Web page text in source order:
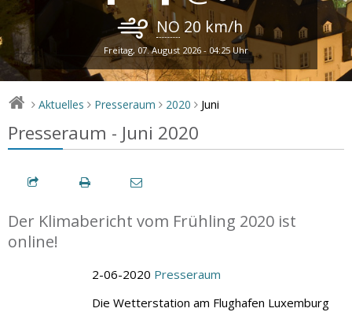
NO 20 km/h
Freitag, 07. August 2026 - 04:25 Uhr
> Aktuelles > Presseraum > 2020 > Juni
Presseraum - Juni 2020
Der Klimabericht vom Frühling 2020 ist
online!
2-06-2020 Presseraum
Die Wetterstation am Flughafen Luxemburg